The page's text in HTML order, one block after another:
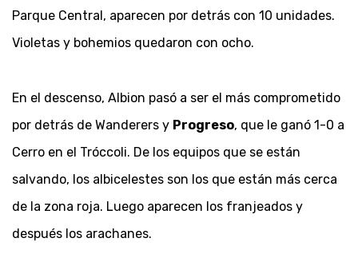
Parque Central, aparecen por detrás con 10 unidades.
Violetas y bohemios quedaron con ocho.
En el descenso, Albion pasó a ser el más comprometido
por detrás de Wanderers y Progreso, que le ganó 1-0 a
Cerro en el Tróccoli. De los equipos que se están
salvando, los albicelestes son los que están más cerca
de la zona roja. Luego aparecen los franjeados y
después los arachanes.